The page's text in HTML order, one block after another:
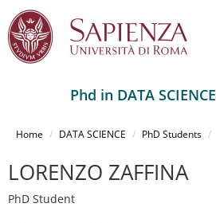
principale
Phd in DATA SCIENCE
Home DATA SCIENCE PhD Students
LORENZO ZAFFINA
PhD Student